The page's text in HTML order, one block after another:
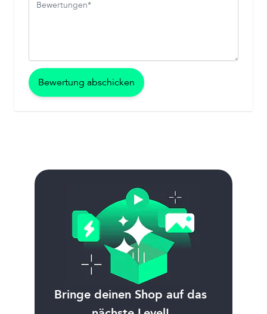
Bewertung abschicken
Bringe deinen Shop auf das